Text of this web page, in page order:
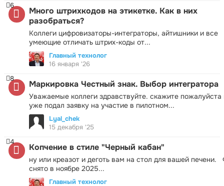
Много штрихкодов на этикетке. Как в них
разобраться?
Коллеги цифровизаторы-интеграторы, айтишники и все
умеющие отличать штрих-коды от...
6
Главный технолог
16 января '26
Маркировка Честный знак. Выбор интегратора
Уважаемые коллеги здравствуйте. скажите пожалуйста
уже подал заявку на участие в пилотном...
8
Lyal_chek
15 декабря '25
Копчение в стиле "Черный кабан"
ну или креазот и деготь вам на стол для вашей печени.
снято в ноябре 2025...
4
Главный технолог